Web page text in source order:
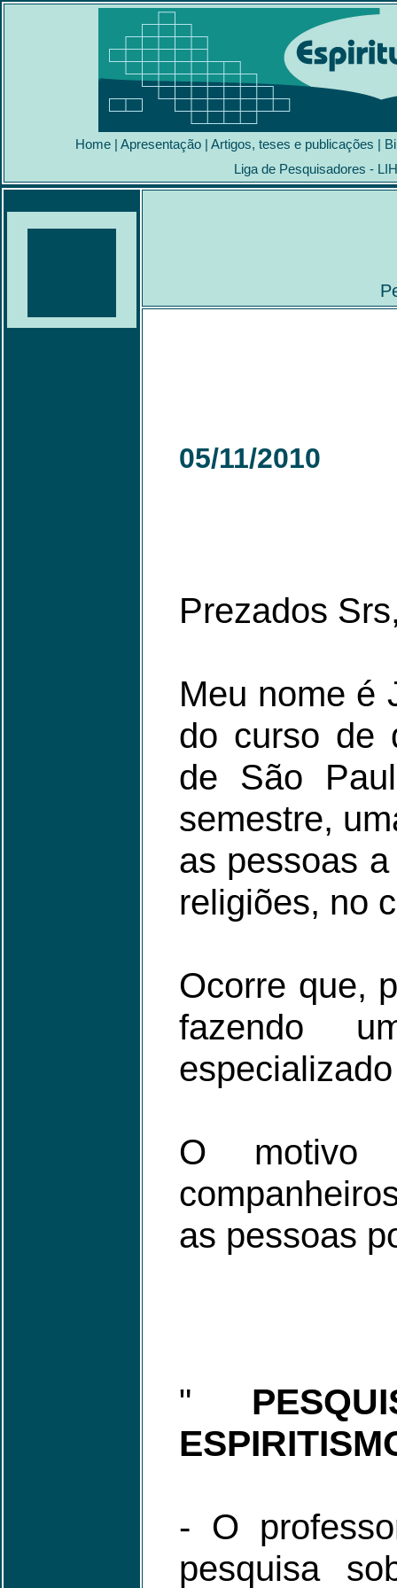
Home | Apresentação | Artigos, teses e publicações |
Liga de Pesquisadores -
05/11/2010
Prezados
Meu nome é
do curso de
de São
semestre,
as pessoas
religiões, no
Ocorre que,
fazendo
O motivo
as pessoas
"
- O
pesquisa